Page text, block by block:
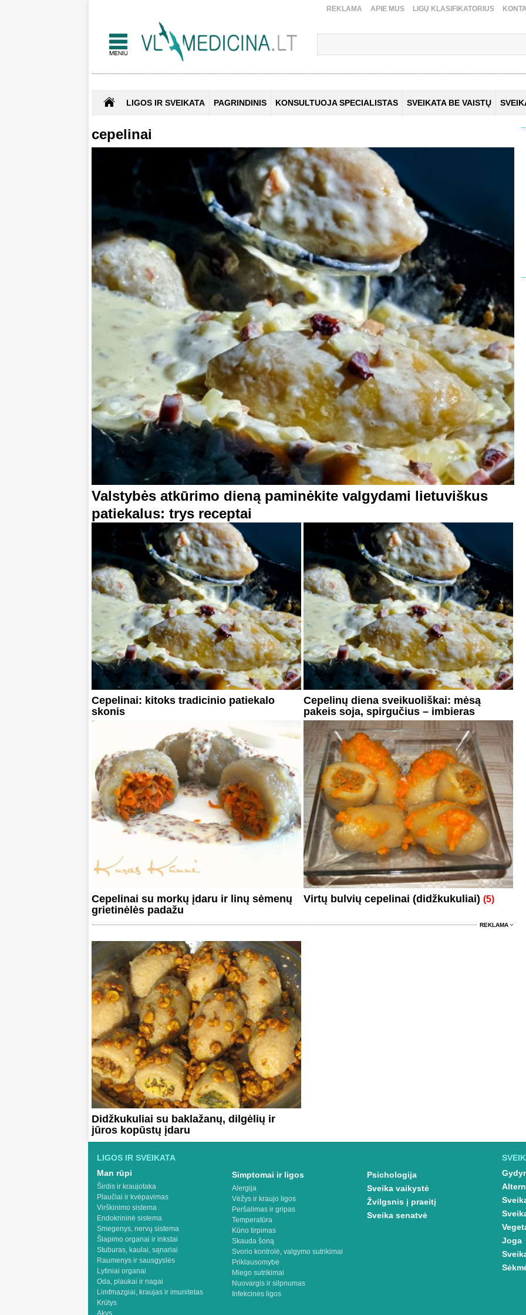
REKLAMA APIE MUS LIGŲ KLASIFIKATORIUS
LIGOS IR SVEIKATA PAGRINDINIS KONSULTUOJA SPECIALISTAS SVEIKATA BE VAISTŲ
cepelinai
Valstybės atkūrimo dieną paminėkite valgydami lietuviškus
patiekalus: trys receptai
Cepelinai: kitoks tradicinio patiekalo
skonis
Cepelinų diena sveikuoliškai: mėsą
pakeis soja, spirgučius – imbieras
Cepelinai su morkų įdaru ir linų sėmenų
grietinėlės padažu
Virtų bulvių cepelinai (didžkukuliai) (5)
REKLAMA
Didžkukuliai su baklažanų, dilgėlių ir
jūros kopūstų įdaru
LIGOS IR SVEIKATA
Man rūpi
Širdis ir kraujotaka
Plaučiai ir kvėpavimas
Virškinimo sistema
Endokrininė sistema
Smegenys, nervų sistema
Šlapimo organai ir inkstai
Stuburas, kaulai, sąnariai
Raumenys ir sausgyslės
Lytiniai organai
Oda, plaukai ir nagai
Limfmazgiai, kraujas ir imunitetas
Krūtys
Akys
Simptomai ir ligos
Alergija
Vėžys ir kraujo ligos
Peršalimas ir gripas
Temperatūra
Kūno tirpimas
Skauda šoną
Svorio kontrolė, valgymo sutrikimai
Priklausomybė
Miego sutrikimai
Nuovargis ir silpnumas
Infekcinės ligos
Psichologija
Sveika vaikystė
Žvilgsnis į praeitį
Sveika senatvė
Joga